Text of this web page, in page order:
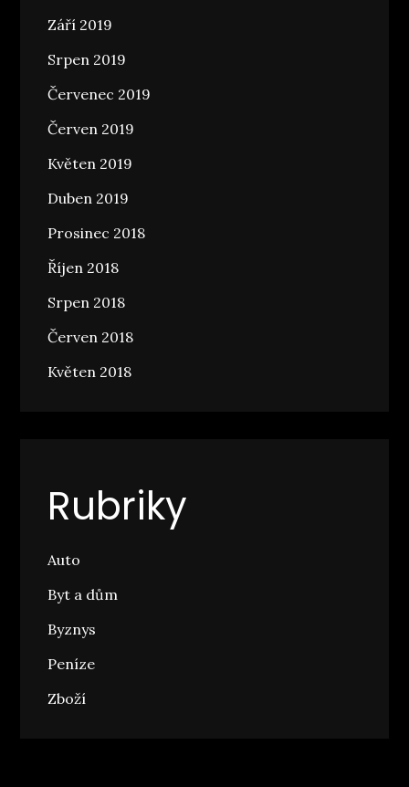
Září 2019
Srpen 2019
Červenec 2019
Červen 2019
Květen 2019
Duben 2019
Prosinec 2018
Říjen 2018
Srpen 2018
Červen 2018
Květen 2018
Rubriky
Auto
Byt a dům
Byznys
Peníze
Zboží